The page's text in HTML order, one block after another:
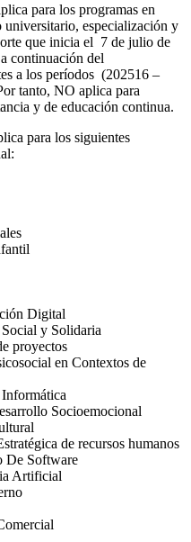
para los programas en
especialización y
que inicia el 7 de julio de
continuación del
a los períodos (202516 –
tanto, NO aplica para
y de educación continua.
para los siguientes
Digital
y Solidaria
proyectos
en Contextos de
Socioemocional
de recursos humanos
De Software
Artificial